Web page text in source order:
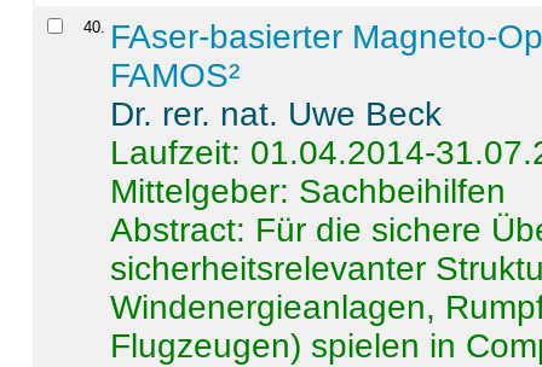
40. FAser-basierter Magneto-
FAMOS²
Dr. rer. nat. Uwe Beck
Laufzeit: 01.04.2014-
Mittelgeber: Sachbeihilfen
Abstract: Für die sichere
sicherheitsrelevanter
Windenergieanlagen,
Flugzeugen) spielen in